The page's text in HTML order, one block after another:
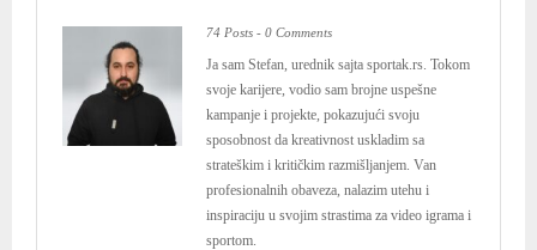
74 Posts - 0 Comments
Ja sam Stefan, urednik sajta sportak.rs. Tokom
svoje karijere, vodio sam brojne uspešne
kampanje i projekte, pokazujući svoju
sposobnost da kreativnost uskladim sa
strateškim i kritičkim razmišljanjem. Van
profesionalnih obaveza, nalazim utehu i
inspiraciju u svojim strastima za video igrama i
sportom.